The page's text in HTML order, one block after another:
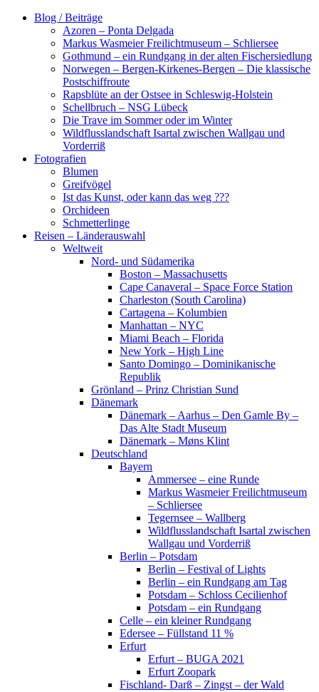
Zum
Blog / Beiträge
Azoren – Ponta Delgada
Markus Wasmeier Freilichtmuseum – Schliersee
Gothmund – ein Rundgang in der alten Fischersiedlung
Norwegen – Bergen-Kirkenes-Bergen – Die klassische
Postschiffroute
Rapsblüte an der Ostsee in Schleswig-Holstein
Schellbruch – NSG Lübeck
Die Trave im Sommer oder im Winter
Wildflusslandschaft Isartal zwischen Wallgau und
Vorderriß
Fotografien
Blumen
Greifvögel
Ist das Kunst, oder kann das weg ???
Orchideen
Schmetterlinge
Reisen – Länderauswahl
Weltweit
Nord- und Südamerika
Boston – Massachusetts
Cape Canaveral – Space Force Station
Charleston (South Carolina)
Cartagena – Kolumbien
Manhattan – NYC
Miami Beach – Florida
New York – High Line
Santo Domingo – Dominikanische
Republik
Grönland – Prinz Christian Sund
Dänemark
Dänemark – Aarhus – Den Gamle By –
Das Alte Stadt Museum
Dänemark – Møns Klint
Deutschland
Bayern
Ammersee – eine Runde
Markus Wasmeier Freilichtmuseum
– Schliersee
Tegernsee – Wallberg
Wildflusslandschaft Isartal zwischen
Wallgau und Vorderriß
Berlin – Potsdam
Berlin – Festival of Lights
Berlin – ein Rundgang am Tag
Potsdam – Schloss Cecilienhof
Potsdam – ein Rundgang
Celle – ein kleiner Rundgang
Edersee – Füllstand 11 %
Erfurt
Erfurt – BUGA 2021
Erfurt Zoopark
Fischland- Darß – Zingst – der Wald